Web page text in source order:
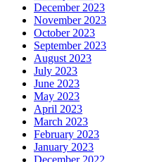
December 2023
November 2023
October 2023
September 2023
August 2023
July 2023
June 2023
May 2023
April 2023
March 2023
February 2023
January 2023
December 2022